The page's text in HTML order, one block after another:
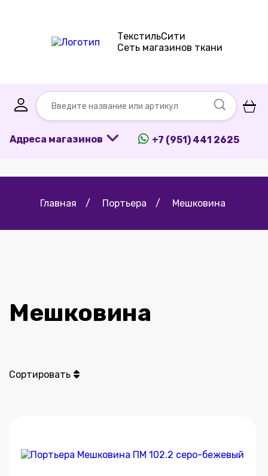
ТекстильСити
Сеть магазинов ткани
Адреса магазинов +7 (951) 441 2625
Главная / Портьера / Мешковина
Мешковина
Сортировать